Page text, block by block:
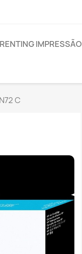
RENTING IMPRESSÃO
C